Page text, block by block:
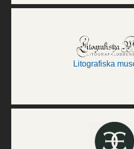
Litografiska